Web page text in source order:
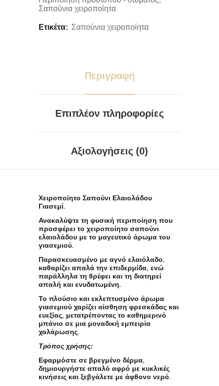
Σαπούνια χειροποίητα
Ετικέτα: Σαπούνια χειροποίητα
Περιγραφή
Επιπλέον πληροφορίες
Αξιολογήσεις (0)
Χειροποίητο Σαπούνι Ελαιολάδου
Γιασεμί.
Ανακαλύψτε τη φυσική περιποίηση που
προσφέρει το χειροποίητο σαπούνι
ελαιολάδου με το μαγευτικό άρωμα του
γιασεμιού.
Παρασκευασμένο με αγνό ελαιόλαδο,
καθαρίζει απαλά την επιδερμίδα, ενώ
παράλληλα τη θρέφει και τη διατηρεί
απαλή και ενυδατωμένη.
Το πλούσιο και εκλεπτυσμένο άρωμα
γιασεμιού χαρίζει αίσθηση φρεσκάδας και
ευεξίας, μετατρέποντας το καθημερινό
μπάνιο σε μια μοναδική εμπειρία
χαλάρωσης.
Τρόπος χρήσης:
Εφαρμόστε σε βρεγμένο δέρμα,
δημιουργήστε απαλό αφρό με κυκλικές
κινήσεις και ξεβγάλετε με άφθονο νερό.